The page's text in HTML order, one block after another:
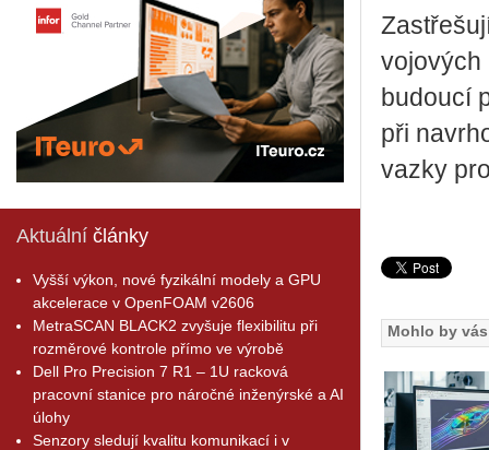
Aktuální články
Vyšší výkon, nové fyzikální modely a GPU
akcelerace v OpenFOAM v2606
MetraSCAN BLACK2 zvyšuje flexibilitu při
rozměrové kontrole přímo ve výrobě
Dell Pro Precision 7 R1 – 1U racková
pracovní stanice pro náročné inženýrské a AI
úlohy
Senzory sledují kvalitu komunikací i v
vo­jo­vých
bu­dou­cí
při
vaz­ky
Mohlo by